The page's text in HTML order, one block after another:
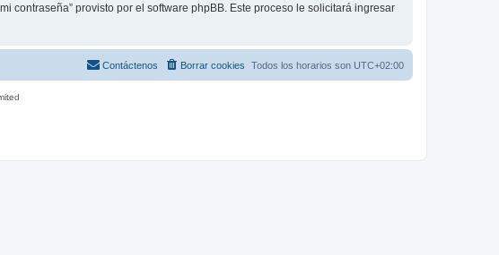
contraseña” provisto por el software phpBB. Este proceso le solicitará ingresar
Todos los horarios son UTC+02:00
Borrar cookies
Contáctenos